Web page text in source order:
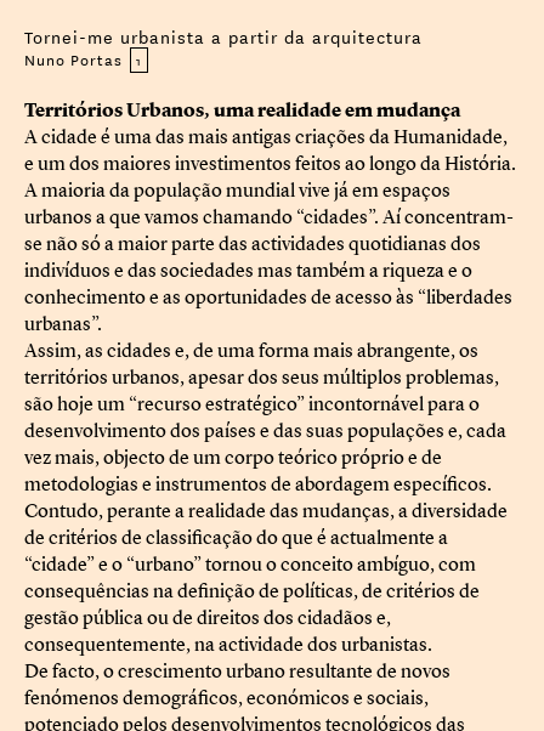
Tornei-me urbanista a partir da arquitectura
Nuno Portas 1
Territórios Urbanos, uma realidade em mudança
A cidade é uma das mais antigas criações da Humanidade,
e um dos maiores investimentos feitos ao longo da História.
A maioria da população mundial vive já em espaços
urbanos a que vamos chamando “cidades”. Aí concentram-
se não só a maior parte das actividades quotidianas dos
indivíduos e das sociedades mas também a riqueza e o
conhecimento e as oportunidades de acesso às “liberdades
urbanas”.
Assim, as cidades e, de uma forma mais abrangente, os
territórios urbanos, apesar dos seus múltiplos problemas,
são hoje um “recurso estratégico” incontornável para o
desenvolvimento dos países e das suas populações e, cada
vez mais, objecto de um corpo teórico próprio e de
metodologias e instrumentos de abordagem específicos.
Contudo, perante a realidade das mudanças, a diversidade
de critérios de classificação do que é actualmente a
“cidade” e o “urbano” tornou o conceito ambíguo, com
consequências na definição de políticas, de critérios de
gestão pública ou de direitos dos cidadãos e,
consequentemente, na actividade dos urbanistas.
De facto, o crescimento urbano resultante de novos
fenómenos demográficos, económicos e sociais,
potenciado pelos desenvolvimentos tecnológicos das